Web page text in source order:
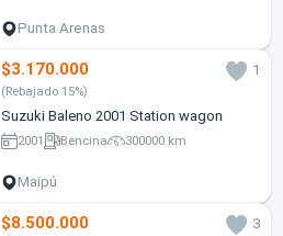
Punta Arenas
$3.170.000 1
(Rebajado 15%)
Suzuki Baleno 2001 Station wagon
2001 Bencina 300000 km
Maipú
$8.500.000
3